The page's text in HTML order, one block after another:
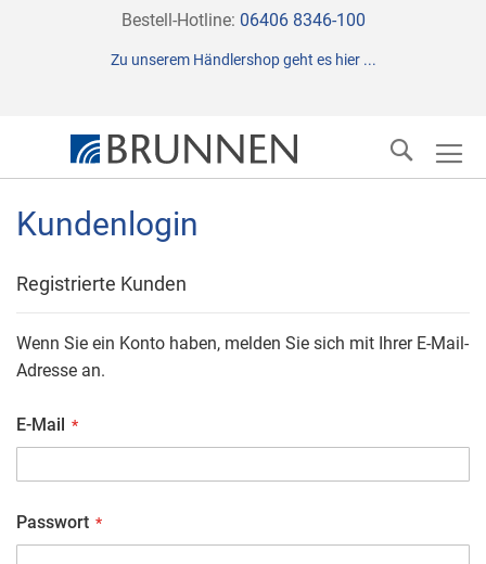
Direkt
Inhalt
Bestell-Hotline: 06406 8346-100
Zu unserem Händlershop geht es hier ...
Suche
Kundenlogin
Registrierte Kunden
Wenn Sie ein Konto haben, melden Sie sich mit Ihrer E-Mail-
Adresse an.
E-Mail
Passwort